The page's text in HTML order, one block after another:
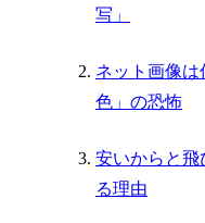
写」
ネット画像
色」の恐怖
安いからと飛
る理由